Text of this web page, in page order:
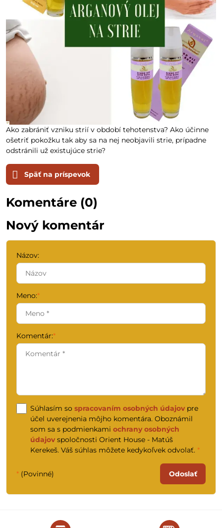
Ako zabrániť vzniku strií v období tehotenstva? Ako účinne
ošetriť pokožku tak aby sa na nej neobjavili strie, prípadne
odstránili už existujúce strie?
Späť na príspevok
Komentáre (0)
Nový komentár
Názov:
Meno:*
Komentár:*
Súhlasím so spracovaním osobných údajov pre
účel uverejnenia môjho komentára. Oboznámil
som sa s podmienkami ochrany osobných
údajov spoločnosti Orient House - Matúš
Kerekeš. Váš súhlas môžete kedykoľvek odvolať. *
* (Povinné) Odoslať